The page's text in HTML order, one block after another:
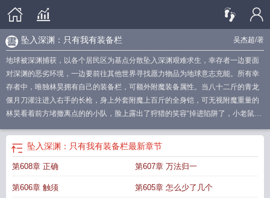
吴杰超/著
坠入深渊：只有我有装备栏
地球被深渊捕获，以各个居民区为基点分散坠入深渊艰难求生，幸存者一边要面
对深渊的恶劣环境，一边要前往其他世界寻找愿力物品为地球意志充能。所有幸
存者中，唯独林昊拥有自己的装备栏，可额外附魔装备属性。当八十二斤的青龙
偃月刀灌注进入右手的长枪，身上外套附魔上百斤的全身铠，可无视附魔重量的
林昊看着前方堵撤离点的的小队，脸上露出了狩猎的笑容“掉进陷阱了，小老鼠。”
深渊只有我有装备栏篱笆好文学
坠入深渊只有我有装备栏篱笆好
变 坠入深渊只有我有装备栏无防盗
超坠入深渊凶手怎么玩 坠入深渊只有我有装备栏坠入深渊短篇
深渊凶手是谁坠入深渊只有我有装备栏无错别字 坠入深渊只有我有装备栏的梗
坠入深渊：只有我有装备栏最新章节
第608章 正确 第607章 万法归一
第606章 触须 第605章 怎么少了几个